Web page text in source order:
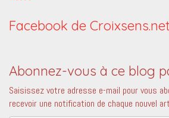
Facebook de Croixsens.net
Abonnez-vous à ce blog
Saisissez votre adresse e-mail pour vous
recevoir une notification de chaque nouvel